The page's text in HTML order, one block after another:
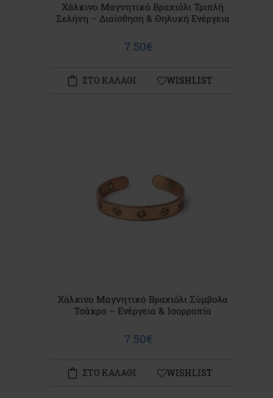
Χάλκινο Μαγνητικό Βραχιόλι Τριπλή
Σελήνη – Διαίσθηση & Θηλυκή Ενέργεια
7.50€
ΣΤΟ ΚΑΛΑΘΙ WISHLIST
Χάλκινο Μαγνητικό Βραχιόλι Σύμβολα
Τσάκρα – Ενέργεια & Ισορροπία
7.50€
ΣΤΟ ΚΑΛΑΘΙ WISHLIST